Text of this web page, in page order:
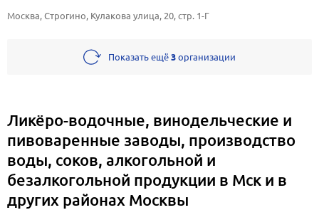
Москва, Строгино, Кулакова улица, 20, стр. 1-Г
Показать ещё3организации
Ликёро-водочные, винодельческие и
пивоваренные заводы, производство
воды, соков, алкогольной и
безалкогольной продукции в Мск и в
других районах Москвы